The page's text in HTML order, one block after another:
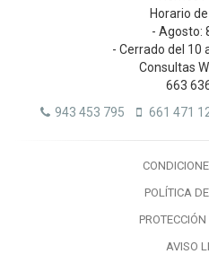
Horario
- Agosto:
- Cerrado del 10
Consultas
663
943 453 795
661 471
POLÍTICA
AVISO